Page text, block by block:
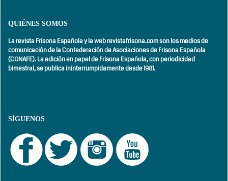
QUIÉNES SOMOS
La revista Frisona Española y la web revistafrisona.com son los medios de
comunicación de la Confederación de Asociaciones de Frisona Española
(CONAFE). La edición en papel de Frisona Española, conperiodicidad
bimestral,se publica ininterrumpidamente desde 1981.
SÍGUENOS